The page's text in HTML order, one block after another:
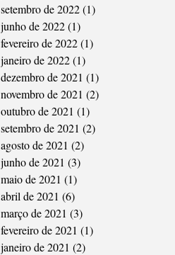
setembro de 2022(1)
junho de 2022(1)
fevereiro de 2022(1)
janeiro de 2022(1)
dezembro de 2021 (1)
novembro de 2021 (2)
outubro de 2021 (1)
setembro de 2021 (2)
agosto de 2021 (2)
junho de 2021 (3)
maio de 2021 (1)
abril de 2021 (6)
março de 2021 (3)
fevereiro de 2021 (1)
janeiro de 2021 (2)